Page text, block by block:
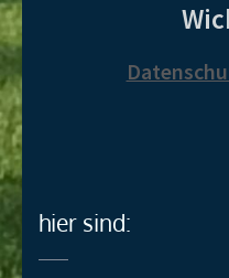
hier sind: